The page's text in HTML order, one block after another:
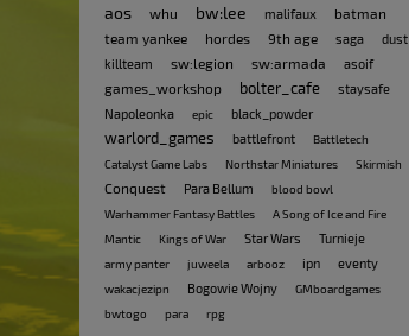
aos whu bw:lee malifaux
batman
team yankee
hordes 9th age saga
dust
killteam
sw:legion sw:armada asoif
games_workshop bolter_cafe
staysafe
Napoleonka
epic black_powder
warlord_games battlefront
Battletech
Catalyst Game Labs
Northstar Miniatures Skirmish
Conquest Para Bellum
blood bowl
Warhammer Fantasy Battles
A Song of Ice and Fire
Mantic
Kings of War Star Wars Turnieje
army panter juweela arbooz ipn eventy
wakacjezipn Bogowie Wojny
GMboardgames
bwtogo
para rpg